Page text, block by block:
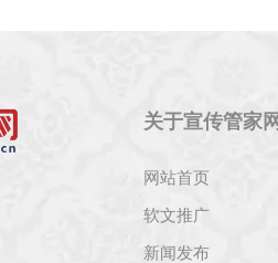
关于宣传管家
网站首页
软文推广
新闻发布